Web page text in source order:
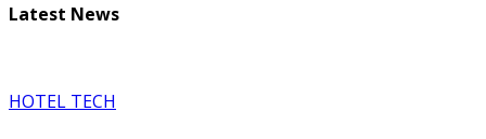
Latest News
HOTEL TECH